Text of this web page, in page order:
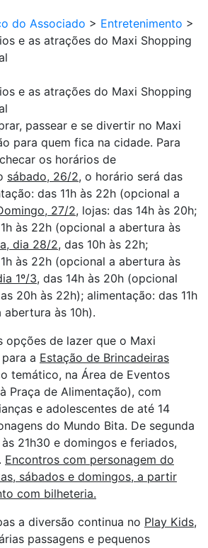
do Associado > Entretenimento >
e as atrações do Maxi Shopping
e as atrações do Maxi Shopping
passear e se divertir no Maxi
para quem fica na cidade. Para
os horários de
sábado, 26/2, o horário será das
das 11h às 22h (opcional a
27/2, lojas: das 14h às 20h;
às 22h (opcional a abertura às
dia 28/2, das 10h às 22h;
às 22h (opcional a abertura às
1º/3, das 14h às 20h (opcional
20h às 22h); alimentação: das 11h
às 10h).
opções de lazer que o Maxi
a Estação de Brincadeiras
temático, na Área de Eventos
Praça de Alimentação), com
e adolescentes de até 14
do Mundo Bita. De segunda
21h30 e domingos e feriados,
Encontros com personagem do
sábados e domingos, a partir
com bilheteria.
a diversão continua no Play Kids,
passagens e pequenos